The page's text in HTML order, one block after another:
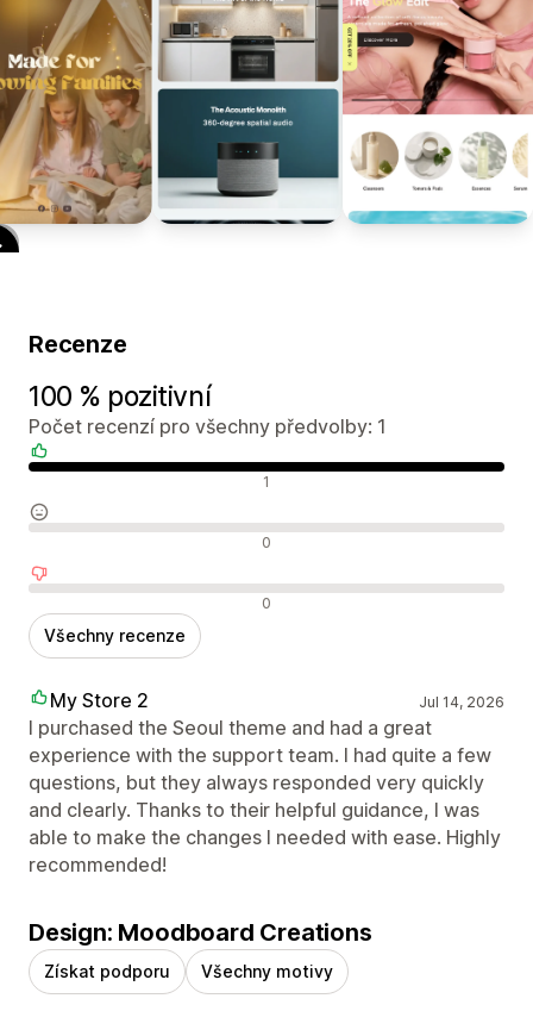
Recenze
100 % pozitivní
Počet recenzí pro všechny předvolby: 1
1
0
0
Všechny recenze
My Store 2 Jul 14, 2026
I purchased the Seoul theme and had a great
experience with the support team. I had quite a few
questions, but they always responded very quickly
and clearly. Thanks to their helpful guidance, I was
able to make the changes I needed with ease. Highly
recommended!
Design: Moodboard Creations
Získat podporu Všechny motivy